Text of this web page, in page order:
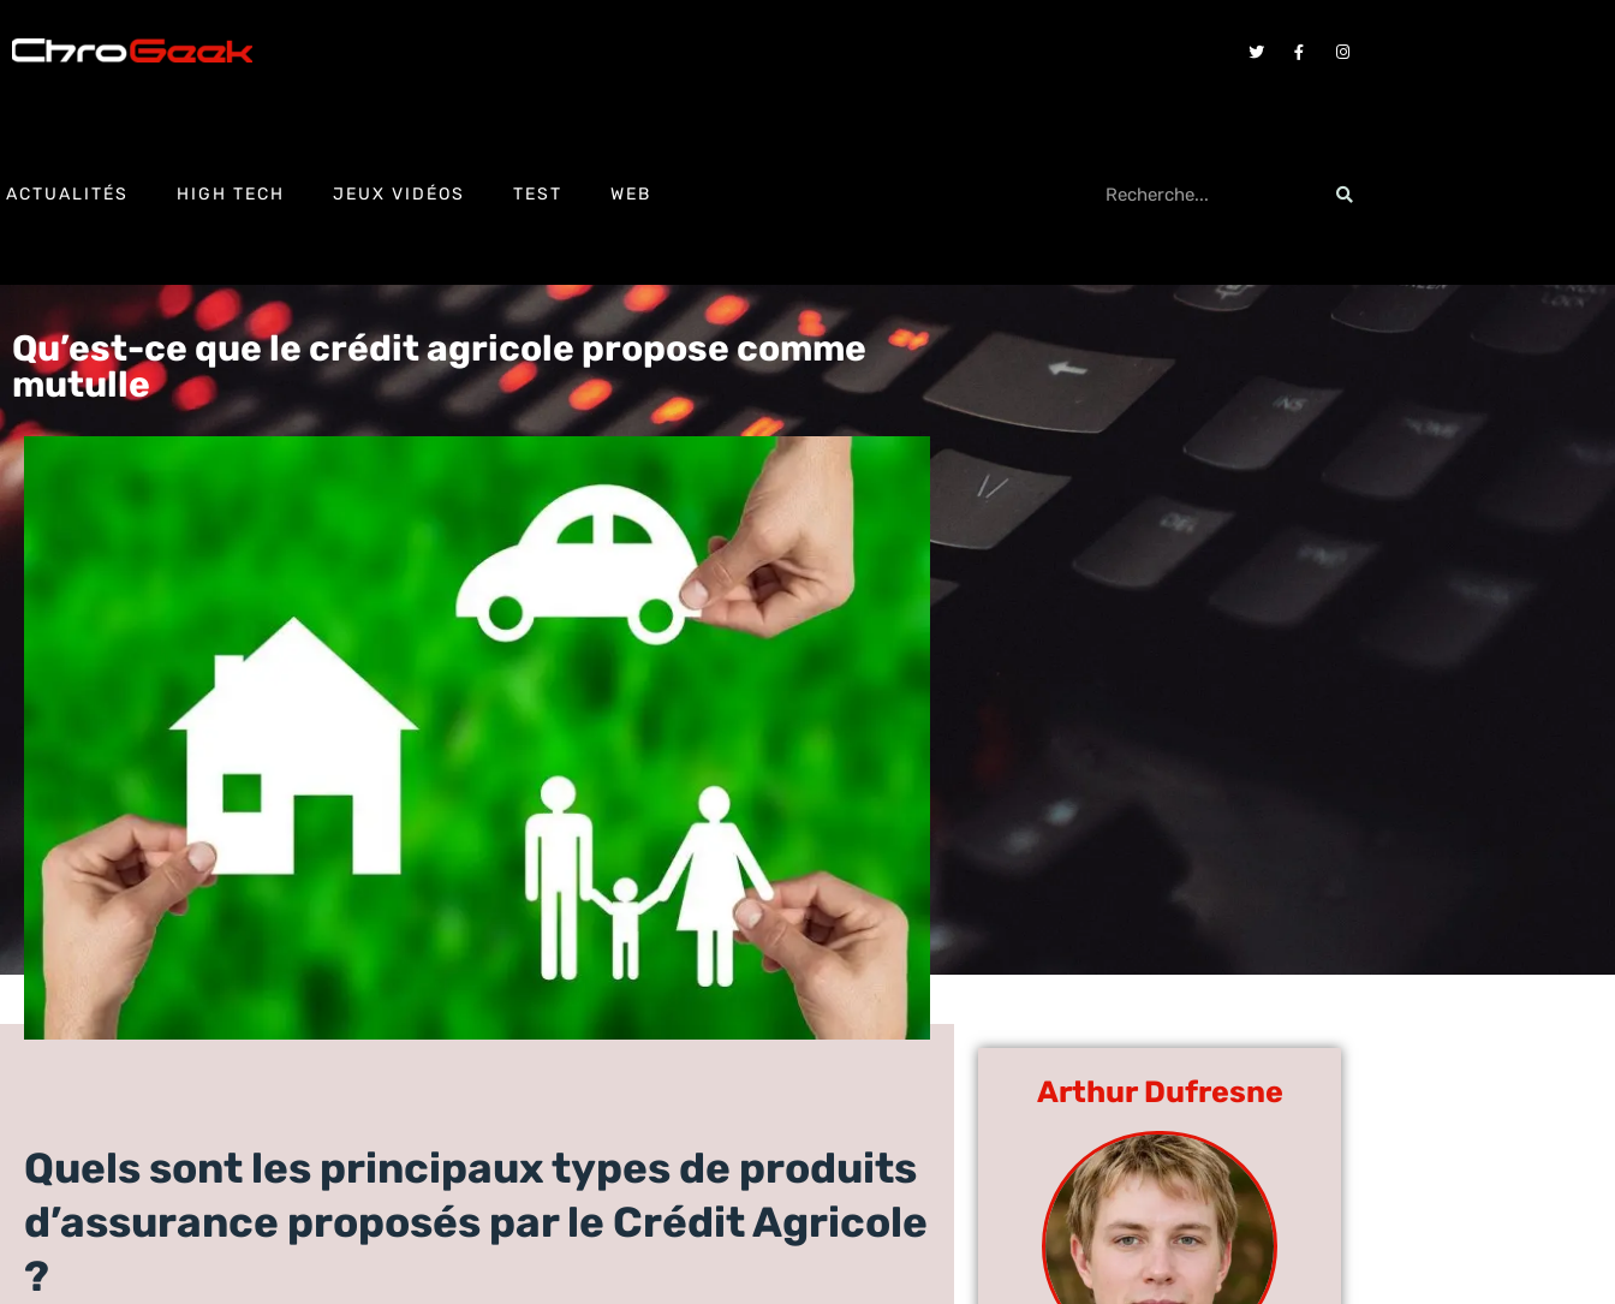
ACTUALITÉS HIGH TECH JEUX VIDÉOS TEST WEB
Qu’est-ce que le crédit agricole propose comme
mutulle
Quels sont les principaux types de produits
d’assurance proposés par le Crédit Agricole
?
Arthur Dufresne